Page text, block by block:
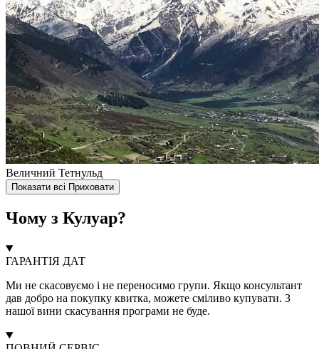
Величний Тетнульд
Показати всі Приховати
Чому з Кулуар?
ГАРАНТІЯ ДАТ
Ми не скасовуємо і не переносимо групи. Якщо консультант
дав добро на покупку квитка, можете сміливо купувати. З
нашої вини скасування програми не буде.